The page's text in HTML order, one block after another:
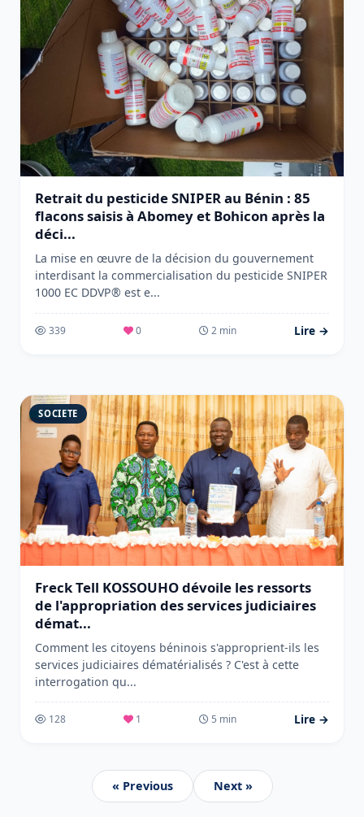
Retrait du pesticide SNIPER au Bénin : 85
flacons saisis à Abomey et Bohicon après la
déci...
La mise en œuvre de la décision du gouvernement
interdisant la commercialisation du pesticide SNIPER
1000 EC DDVP® est e...
339 0 2 min Lire →
SOCIETE
Freck Tell KOSSOUHO dévoile les ressorts
de l'appropriation des services judiciaires
démat...
Comment les citoyens béninois s'approprient-ils les
services judiciaires dématérialisés ? C'est à cette
interrogation qu...
128 1 5 min Lire →
« Previous Next »